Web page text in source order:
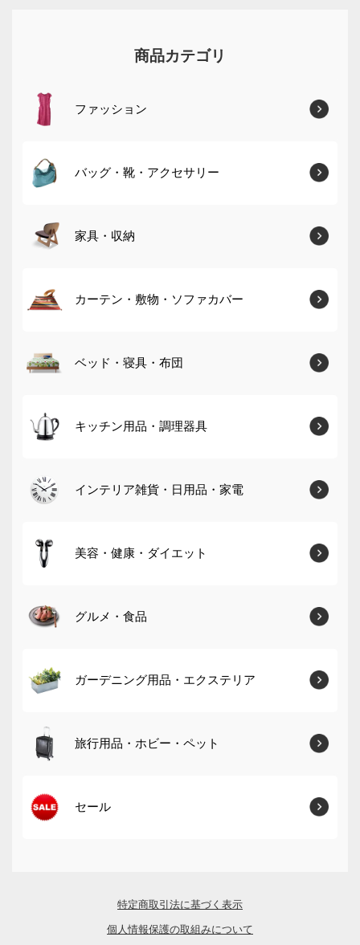
商品カテゴリ
ファッション
バッグ・靴・アクセサリー
家具・収納
カーテン・敷物・ソファカバー
ベッド・寝具・布団
キッチン用品・調理器具
インテリア雑貨・日用品・家電
美容・健康・ダイエット
グルメ・食品
ガーデニング用品・エクステリア
旅行用品・ホビー・ペット
セール
特定商取引法に基づく表示
個人情報保護の取組みについて